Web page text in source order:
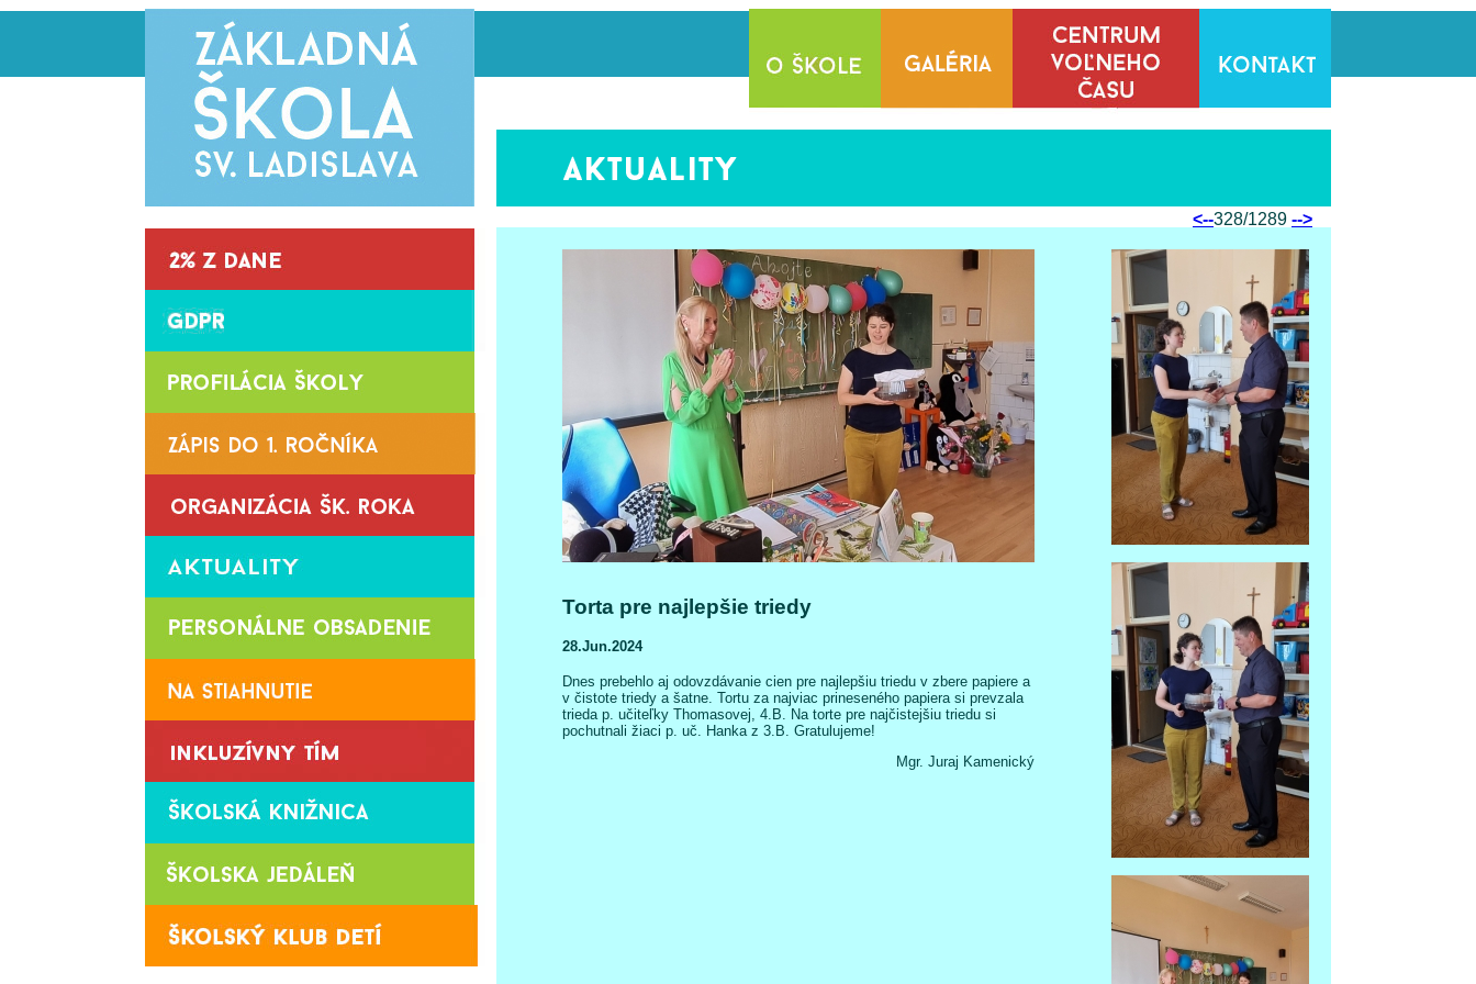
<--328/1289 -->
Torta pre najlepšie triedy
28.Jun.2024
Dnes prebehlo aj odovzdávanie cien pre najlepšiu triedu v zbere papiere a
v čistote triedy a šatne. Tortu za najviac prineseného papiera si prevzala
trieda p. učiteľky Thomasovej, 4.B. Na torte pre najčistejšiu triedu si
pochutnali žiaci p. uč. Hanka z 3.B. Gratulujeme!
Mgr. Juraj Kamenický